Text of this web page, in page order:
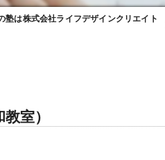
塾は株式会社ライフデザインクリエイト
室）